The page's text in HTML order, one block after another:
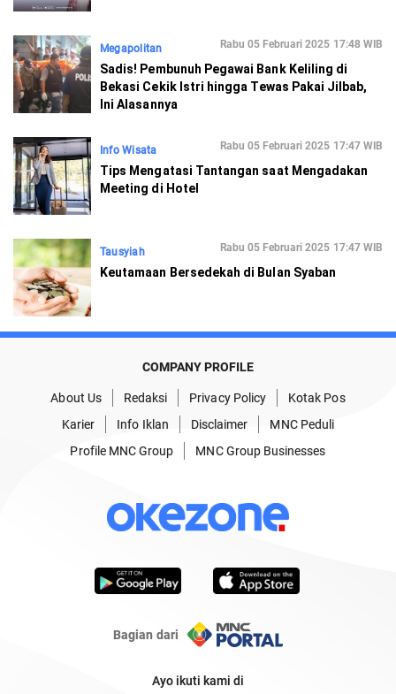
Megapolitan Rabu 05 Februari 2025 17:48 WIB
Sadis! Pembunuh Pegawai Bank Keliling di
Bekasi Cekik Istri hingga Tewas Pakai Jilbab,
Ini Alasannya
Info Wisata Rabu 05 Februari 2025 17:47 WIB
Tips Mengatasi Tantangan saat Mengadakan
Meeting di Hotel
Tausyiah Rabu 05 Februari 2025 17:47 WIB
Keutamaan Bersedekah di Bulan Syaban
COMPANY PROFILE
About Us Redaksi Privacy Policy
Kotak Pos
Karier
Info Iklan Disclaimer
MNC Peduli
Profile MNC Group
MNC Group Businesses
Bagian dari
Ayo ikuti kami di